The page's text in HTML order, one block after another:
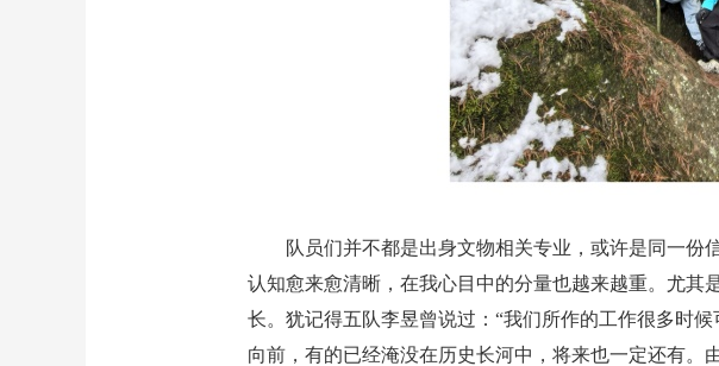
队员们并不都是出身文物相关专业，或许是同一份
认知愈来愈清晰，在我心目中的分量也越来越重。尤其
长。犹记得五队李昱曾说过：“我们所作的工作很多时
向前，有的已经淹没在历史长河中，将来也一定还有